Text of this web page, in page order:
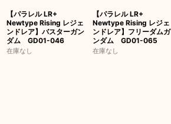
【パラレル LR+
Newtype Rising レジェ
ンドレア】バスターガン
ダム GD01-046
在庫なし
【パラレル LR+
Newtype Rising レジェ
ンドレア】フリーダムガ
ンダム GD01-065
在庫なし